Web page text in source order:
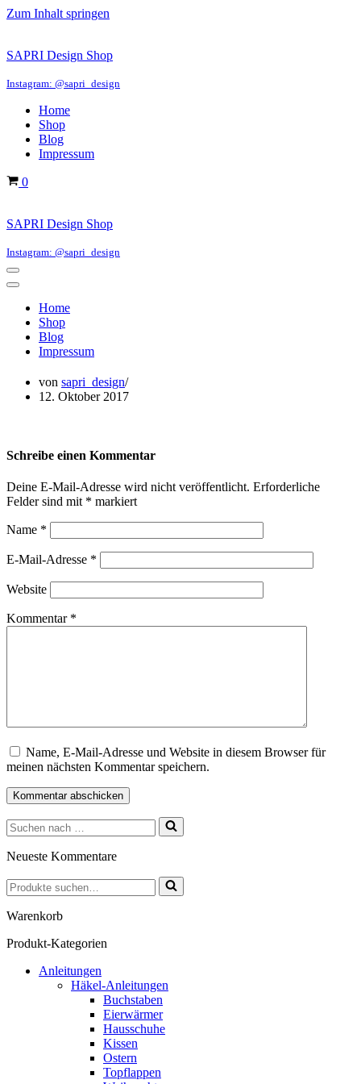
Zum Inhalt springen
SAPRI Design Shop
Instagram: @sapri_design
Home
Shop
Blog
Impressum
Warenkorb
0
SAPRI Design Shop
Instagram: @sapri_design
Navigations-
Menü
Navigations-
Home
Shop
Blog
Impressum
von sapri_design
12. Oktober 2017
Schreibe einen Kommentar
Deine E-Mail-Adresse wird nicht veröffentlicht. Erforderliche
Felder sind mit * markiert
Name *
E-Mail-Adresse *
Website
Kommentar *
Name, E-Mail-Adresse und Website in diesem Browser für
meinen nächsten Kommentar speichern.
Suchen
nach …
Neueste Kommentare
Suchen
nach …
Warenkorb
Produkt-Kategorien
Anleitungen
Häkel-Anleitungen
Buchstaben
Eierwärmer
Hausschuhe
Kissen
Ostern
Topflappen